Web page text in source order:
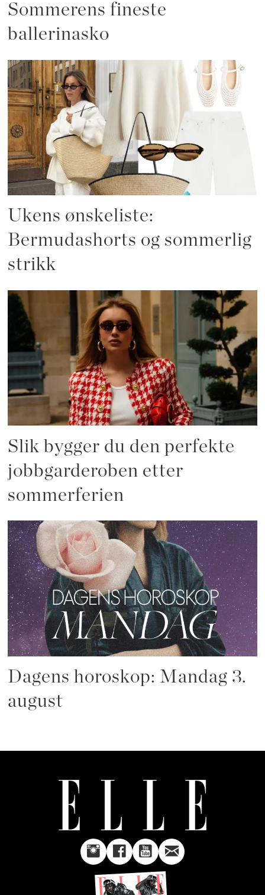
Sommerens fineste
ballerinasko
Ukens ønskeliste:
Bermudashorts og sommerlig
strikk
Slik bygger du den perfekte
jobbgarderoben etter
sommerferien
Dagens horoskop: Mandag 3.
august